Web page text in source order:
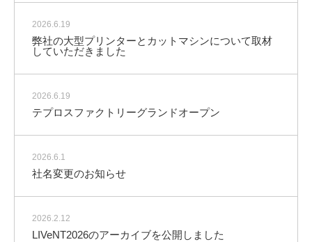
2026.6.19
弊社の大型プリンターとカットマシンについて取材
していただきました
2026.6.19
テプロスファクトリーグランドオープン
2026.6.1
社名変更のお知らせ
2026.2.12
LIVeNT2026のアーカイブを公開しました